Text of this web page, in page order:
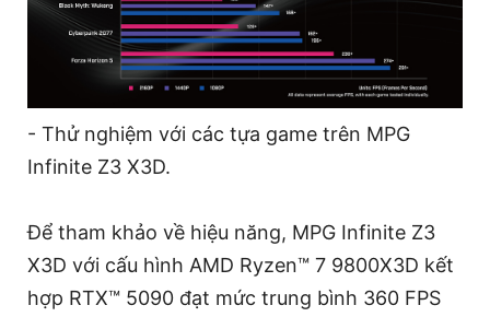
- Thử nghiệm với các tựa game trên MPG
Infinite Z3 X3D.
Để tham khảo về hiệu năng, MPG Infinite Z3
X3D với cấu hình AMD Ryzen™ 7 9800X3D kết
hợp RTX™ 5090 đạt mức trung bình 360 FPS